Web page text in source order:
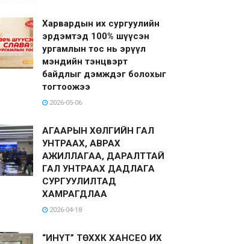
Харвардын их сургуулийн
эрдэмтэд 100% шүүсэн
ургамлын тос нь эрүүл
мэндийн тэнцвэрт
байдлыг дэмждэг болохыг
тогтоожээ
2026-05-06
АГААРЫН ХӨЛГИЙН ГАЛ
УНТРААХ, АВРАХ
АЖИЛЛАГАА, ДАРАЛТТАЙ
ГАЛ УНТРААХ ДАДЛАГА
СУРГУУЛИЛТАД
ХАМРАГДЛАА
2026-04-18
“ИНҮТ” ТӨХХК ХАНСЕО ИХ